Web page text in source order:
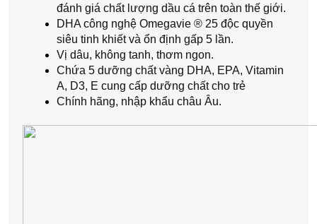
đánh giá chất lượng dầu cá trên toàn thế giới.
DHA công nghệ Omegavie ® 25 độc quyền
siêu tinh khiết và ổn định gấp 5 lần.
Vị dâu, không tanh, thơm ngon.
Chứa 5 dưỡng chất vàng DHA, EPA, Vitamin
A, D3, E cung cấp dưỡng chất cho trẻ
Chính hãng, nhập khẩu châu Âu.